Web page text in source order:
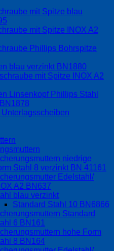
mit Spitze blau
mit Spitze INOX A2
Phillips Bohrspitze
blau verzinkt BN1880
mit Spitze INOX A2
Linsenkopf Phillips Stahl
niedrige
Stahl 8 verzinkt BN 41161
Edelstahl/
A2 BN637
blau verzinkt
Standard Stahl 10 BN6866
Standard
6 BN161
hohe Form
8 BN164